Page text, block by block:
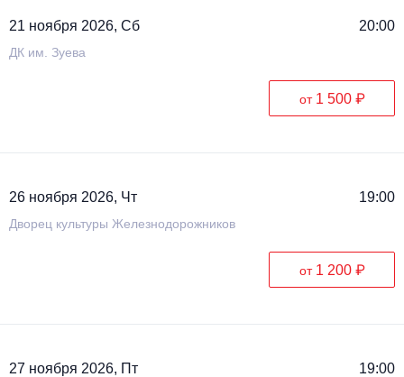
21 ноября 2026, Сб 20:00
ДК им. Зуева
от 1 500 ₽
26 ноября 2026, Чт 19:00
Дворец культуры Железнодорожников
от 1 200 ₽
27 ноября 2026, Пт 19:00